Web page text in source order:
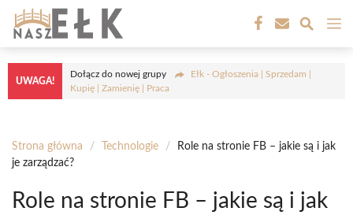
Przejdź
treści
UWAGA!
Dołącz do nowej grupy
Ełk - Ogłoszenia | Sprzedam |
Kupię | Zamienię | Praca
Strona główna / Technologie /
Role na stronie FB – jakie są i jak
je zarządzać?
Role na stronie FB – jakie są i jak